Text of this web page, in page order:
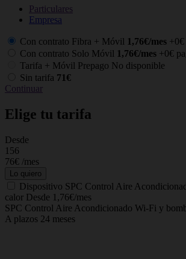
Particulares
Empresa
Con contrato Fibra + Móvil 1,76€/mes
Con contrato Solo Móvil 1,76€/mes +0€
Tarifa + Móvil Prepago No disponible
Sin tarifa 71€
Continuar
Elige tu tarifa
Desde
156
76€ /mes
Lo quiero
Dispositivo SPC Control Aire
calor Desde 1,76€/mes
SPC Control Aire Acondicionado Wi-Fi y
A plazos 24 meses